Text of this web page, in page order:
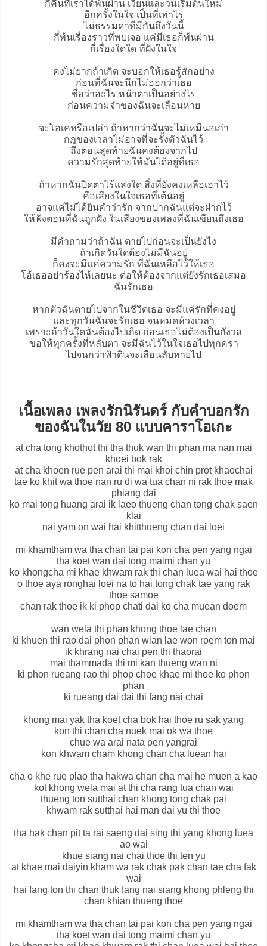
กี่คืนที่เราได้พ้นผ่าน เวียนและวนเริ่มต้นใหม่
อีกครั้งในใจ เป็นที่เท่าไร
ไม่ธรรมดาที่มีกันถึงวันนี้
กี่พ้นเรื่องราวที่พบเจอ แค่มีเธอก็พ้นผ่าน
กี่เรื่องใดใด ที่ฝังในใจ
คงไม่ยากถ้าเกิด จะบอกให้เธอรู้สักอย่าง
ก่อนที่ฉันจะนึกไม่ออกว่าเธอ
ชื่อว่าอะไร หน้าตาเป็นอย่างไร
ก่อนความจำของฉันจะเลือนหาย
จะโอเคหรือเปล่า ถ้าหากว่าฉันจะไม่เหมืนอเก่า
กฎของเวลาไม่อาจที่จะรั้งตัวฉันไว้
ถึงตอนสุดท้ายฉันคงต้องจากไป
ความรักสุดท้ายให้มันได้อยู่ที่เธอ
ถ้าหากฉันปิดตาไร้แสงใด สิ่งที่ยังคงเหลือเอาไว้
คือเสียงในใจเธอที่เต้นอยู่
อาจแค่ไม่ได้ยินคำว่ารัก จากปากฉันแต่จะฝากไว้
ให้ฟังตอนที่ฉันถูกฝัง ในเสียงของเพลงที่ฉันเขียนถึงเธอ
มีคำถามว่าถ้าฉัน ตายไปก่อนจะเป็นยังไง
ถ้าเกิดวันใดต้องไม่มีฉันอยู่
ก็คงจะมีแค่ความรัก ที่ฉันเหลือไว้ให้เธอ
โอ้เธออย่าร้องไห้เลยนะ ต่อให้ต้องจากแต่ยังรักเธอเสมอ
ฉันรักเธอ
หากตัวฉันตายไปจากในชีวิตเธอ จะมีแค่รักที่คงอยู่
และทุกวันฉันจะรักเธอ จนหมดห้วงเวลา
เพราะถ้าวันใดฉันต้องไปเกิด ก่อนเธอไม่ต้องเป็นกังวล
ขอให้ทุกครั้งที่หลับตา จะมีฉันไว้ในใจเธอไปทุกครา
ไปจนกว่าฟ้าดินจะเลือนลับหายไป
เนื้อเพลง เพลงรักนิรันดร์ กับคำบอกรัก
ของฉันในวัย 80 แบบคาราโอเกะ
at cha tong khothot thi tha thuk wan thi phan ma nan mai
khoei bok rak
at cha khoen rue pen arai thi mai khoi chin prot khaochai
tae ko khit wa thoe nan ru di wa tua chan ni rak thoe mak
phiang dai
ko mai tong huang arai ik laeo thueng chan tong chak saen
klai
nai yam on wai hai khitthueng chan dai loei
mi khamtham wa tha chan tai pai kon cha pen yang ngai
tha koet wan dai tong maimi chan yu
ko khongcha mi khae khwam rak thi chan luea wai hai thoe
o thoe aya ronghai loei na to hai tong chak tae yang rak
thoe samoe
chan rak thoe ik ki phop chati dai ko cha muean doem
wan wela thi phan khong thoe lae chan
ki khuen thi rao dai phon phan wian lae won roem ton mai
ik khrang nai chai pen thi thaorai
mai thammada thi mi kan thueng wan ni
ki phon rueang rao thi phop choe khae mi thoe ko phon
phan
ki rueang dai dai thi fang nai chai
khong mai yak tha koet cha bok hai thoe ru sak yang
kon thi chan cha nuek mai ok wa thoe
chue wa arai nata pen yangrai
kon khwam cham khong chan cha luean hai
cha o khe rue plao tha hakwa chan cha mai he muen a kao
kot khong wela mai at thi cha rang tua chan wai
thueng ton sutthai chan khong tong chak pai
khwam rak sutthai hai man dai yu thi thoe
tha hak chan pit ta rai saeng dai sing thi yang khong luea
ao wai
khue siang nai chai thoe thi ten yu
at khae mai daiyin kham wa rak chak pak chan tae cha fak
wai
hai fang ton thi chan thuk fang nai siang khong phleng thi
chan khian thueng thoe
mi khamtham wa tha chan tai pai kon cha pen yang ngai
tha koet wan dai tong maimi chan yu